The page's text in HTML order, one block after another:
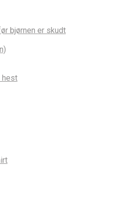
bjørnen er skudt
hest